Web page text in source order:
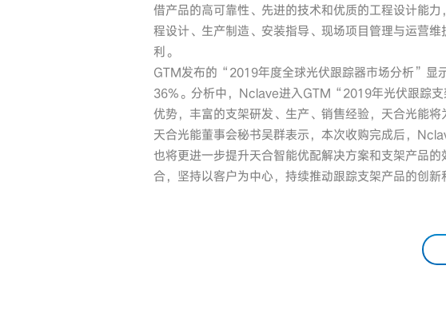
借产品的高可靠性、先进的技术和优质的工程设计能
程设计、生产制造、安装指导、现场项目管理与运营
利。
GTM发布的“2019年度全球光伏跟踪器市场分析”显
36%。分析中，Nclave进入GTM“2019年光伏跟踪
优势，丰富的支架研发、生产、销售经验，天合光能将
天合光能董事会秘书吴群表示，本次收购完成后，
也将更进一步提升天合智能优配解决方案和支架产品
合，坚持以客户为中心，持续推动跟踪支架产品的创